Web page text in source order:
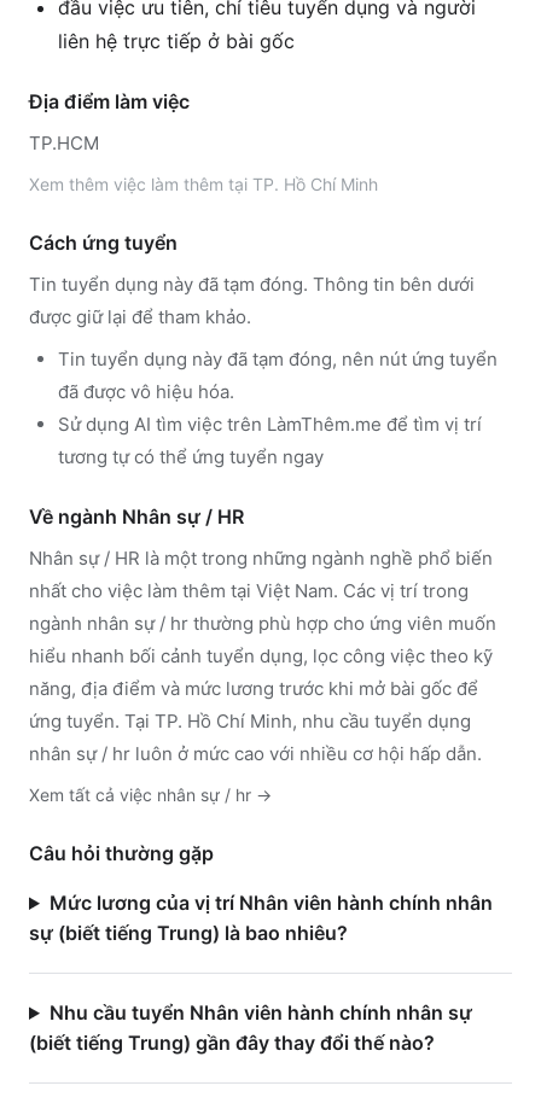
đầu việc ưu tiên, chỉ tiêu tuyển dụng và người
liên hệ trực tiếp ở bài gốc
Địa điểm làm việc
TP.HCM
Xem thêm việc làm thêm tại TP. Hồ Chí Minh
Cách ứng tuyển
Tin tuyển dụng này đã tạm đóng. Thông tin bên dưới
được giữ lại để tham khảo.
Tin tuyển dụng này đã tạm đóng, nên nút ứng tuyển
đã được vô hiệu hóa.
Sử dụng AI tìm việc trên LàmThêm.me để tìm vị trí
tương tự có thể ứng tuyển ngay
Về ngành Nhân sự / HR
Nhân sự / HR là một trong những ngành nghề phổ biến
nhất cho việc làm thêm tại Việt Nam. Các vị trí trong
ngành nhân sự / hr thường phù hợp cho ứng viên muốn
hiểu nhanh bối cảnh tuyển dụng, lọc công việc theo kỹ
năng, địa điểm và mức lương trước khi mở bài gốc để
ứng tuyển. Tại TP. Hồ Chí Minh, nhu cầu tuyển dụng
nhân sự / hr luôn ở mức cao với nhiều cơ hội hấp dẫn.
Xem tất cả việc nhân sự / hr →
Câu hỏi thường gặp
Mức lương của vị trí Nhân viên hành chính nhân
sự (biết tiếng Trung) là bao nhiêu?
Nhu cầu tuyển Nhân viên hành chính nhân sự
(biết tiếng Trung) gần đây thay đổi thế nào?